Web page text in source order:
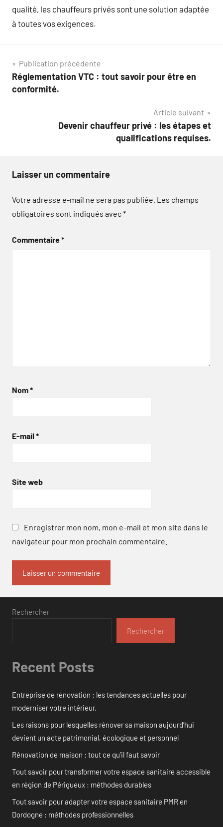
qualité, les chauffeurs privés sont une solution adaptée
à toutes vos exigences.
Navigation
de
Publication précédente
Réglementation VTC : tout savoir pour être en
conformité.
Article suivant
Devenir chauffeur privé : les étapes et
qualifications requises.
Laisser un commentaire
Votre adresse e-mail ne sera pas publiée. Les champs
obligatoires sont indiqués avec*
Commentaire*
Nom*
E-mail *
Site web
Enregistrer mon nom, mon e-mail et mon site dans le
navigateur pour mon prochain commentaire.
Rechercher
Rechercher
Recent Posts
Entreprise de rénovation : les tendances actuelles pour
moderniser votre intérieur.
Les raisons pour lesquelles rénover sa maison aujourd’hui
devient un acte patrimonial, écologique et personnel
Rénovation de maison : tout ce qu’il faut savoir
Tout savoir pour transformer votre espace sanitaire accessible
en région de Périgueux : méthodes durables
Tout savoir pour adapter votre espace sanitaire PMR en
Dordogne : méthodes professionnelles